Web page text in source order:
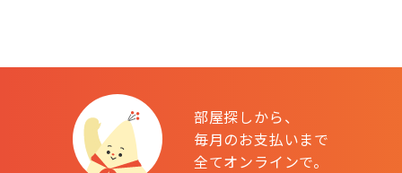
部屋探しから、
毎月のお支払いまで
全てオンラインで。